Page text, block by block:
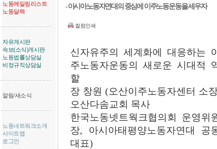
노동메일링리스트
노동달력
자유게시판
속보(소식)게시판
노동법률상담실
비정규직상담실
알림/새소식
노동네트워크소개
사이트맵
로그인
- 아시아노동자연대의 중심에 이주노동운동을 세우자
컬럼인쇄
신자유주의 세계화에 대응하는
주노동자운동의 새로운 시대적
할
장 창원 (오산이주노동자센터 소
오산다솜교회 목사
한국노동넷트웍크협의회 운영위
장, 아시아태평양노동자연대 공
대표)